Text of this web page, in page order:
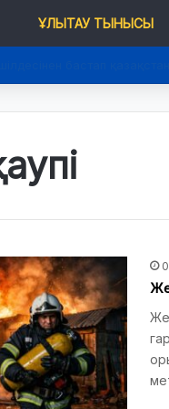
ҰЛЫТАУ ТЫНЫСЫ